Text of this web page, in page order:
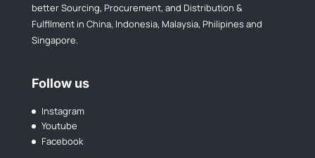
better Sourcing, Procurement, and Distribution &
Fulfllment in China, Indonesia, Malaysia, Philipines and
Singapore.
Follow us
Instagram
Youtube
Facebook